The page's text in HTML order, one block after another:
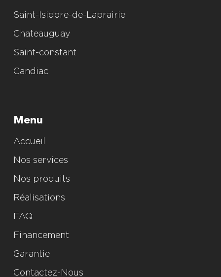
Saint-Isidore-de-Laprairie
Chateauguay
Saint-constant
Candiac
Menu
Accueil
Nos services
Nos produits
Réalisations
FAQ
Financement
Garantie
Contactez-Nous